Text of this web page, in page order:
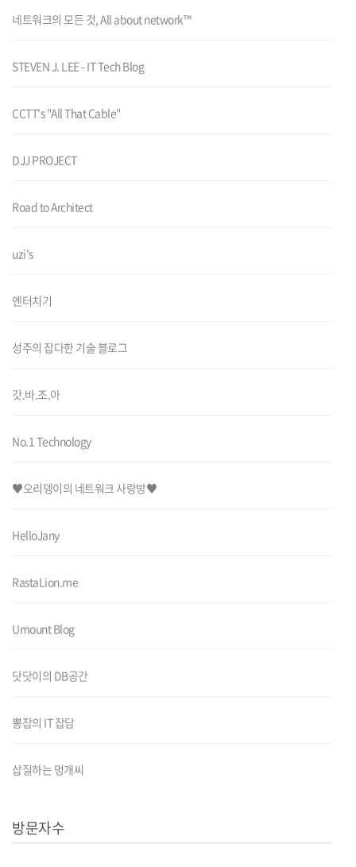
네트워크의 모든 것, All about network™
STEVEN J. LEE - IT Tech Blog
CCTT's "All That Cable"
DJJ PROJECT
Road to Architect
uzi's
엔터치기
성주의 잡다한 기술 블로그
갓.바.조.아
No.1 Technology
♥오리뎅이의 네트워크 사랑방♥
HelloJany
RastaLion.me
Umount Blog
닷닷이의 DB공간
뽕잡의 IT 잡담
삽질하는 멍개씨
방문자수